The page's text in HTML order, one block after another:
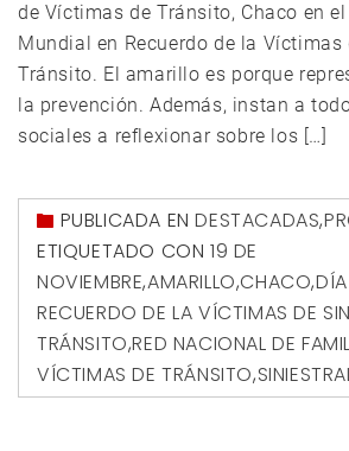
de Víctimas de Tránsito, Chaco en
Mundial en Recuerdo de la Víctimas
Tránsito. El amarillo es porque
la prevención. Además, instan a
sociales a reflexionar sobre los […]
PUBLICADA ENDESTACADAS,
ETIQUETADO CON 19 DE
NOVIEMBRE,AMARILLO,CHACO,
RECUERDO DE LA VÍCTIMAS DE
TRÁNSITO,RED NACIONAL DE
VÍCTIMAS DE TRÁNSITO,